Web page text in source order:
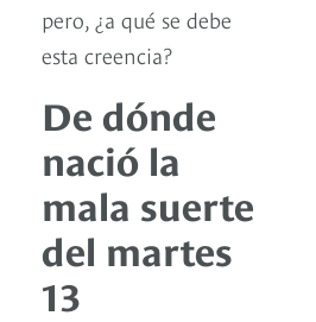
pero, ¿a qué se debe
esta creencia?
De dónde
nació la
mala suerte
del martes
13